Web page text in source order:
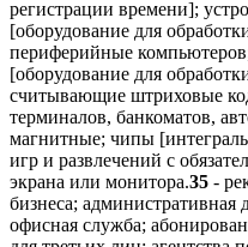
регистрации времени];
[оборудование для
периферийные
[оборудование для
считывающие штриховые
терминалов, банкоматов,
магнитные; чипы
игр и развлечений с
экрана или монитора.35 -
бизнеса; административная
офисная служба;